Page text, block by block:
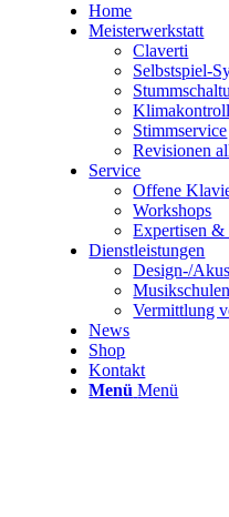
Home
Meisterwerkstatt
Claverti
Selbstspiel-
Stimmservice
Revisionen
Service
Offene
Workshops
Expertisen &
Dienstleistungen
Design-/
Musikschulen
Vermittlung
News
Shop
Kontakt
Menü Menü